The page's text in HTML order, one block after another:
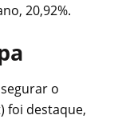
20,92%.
o
foi destaque,